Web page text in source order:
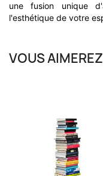
une fusion unique
l'esthétique de votre
VOUS